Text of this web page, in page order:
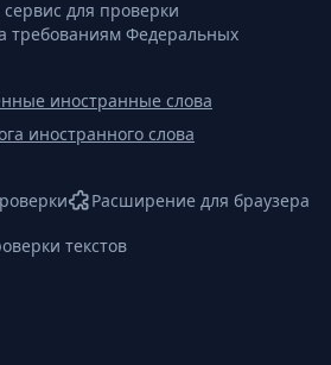
для проверки
требованиям Федеральных
иностранные слова
иностранного слова
Расширение для браузера
текстов